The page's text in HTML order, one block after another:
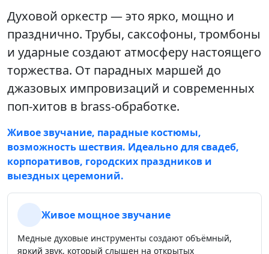
Духовой оркестр — это ярко, мощно и
празднично. Трубы, саксофоны, тромбоны
и ударные создают атмосферу настоящего
торжества. От парадных маршей до
джазовых импровизаций и современных
поп-хитов в brass-обработке.
Живое звучание, парадные костюмы,
возможность шествия. Идеально для свадеб,
корпоративов, городских праздников и
выездных церемоний.
Живое мощное звучание
Медные духовые инструменты создают объёмный,
яркий звук, который слышен на открытых